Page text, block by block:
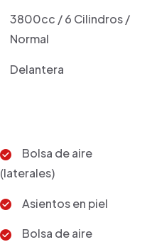
3800cc / 6 Cilindros /
Normal
Delantera
Bolsa de aire
(laterales)
Asientos en piel
Bolsa de aire